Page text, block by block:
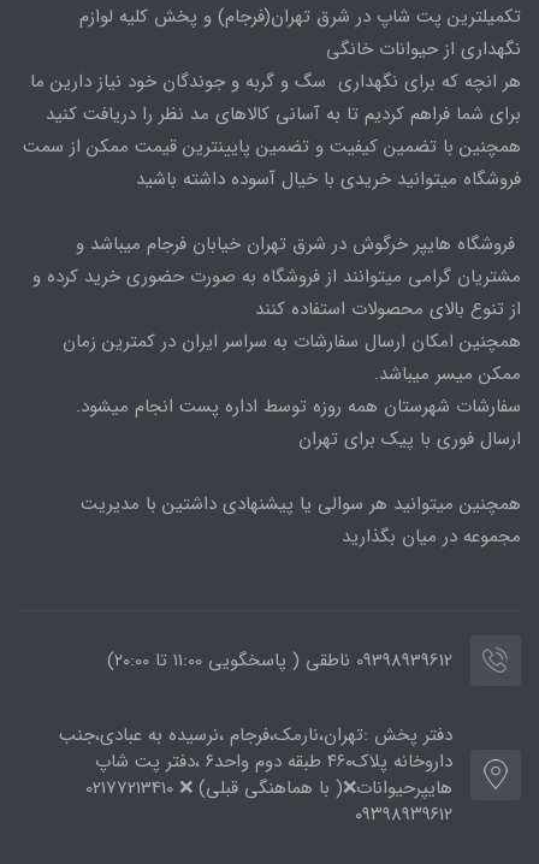
تکمیلترین پت شاپ در شرق تهران(فرجام) و پخش کلیه لوازم
نگهداری از حیوانات خانگی
هر انچه که برای نگهداری سگ و گربه و جوندگان خود نیاز دارین ما
برای شما فراهم کردیم تا به آسانی کالاهای مد نظر را دریافت کنید
همچنین با تضمین کیفیت و تضمین پایینترین قیمت ممکن از سمت
فروشگاه میتوانید خریدی با خیال آسوده داشته باشید
فروشگاه هایپر خرگوش در شرق تهران خیابان فرجام میباشد و
مشتریان گرامی میتوانند از فروشگاه به صورت حضوری خرید کرده و
از تنوع بالای محصولات استفاده کنند
همچنین امکان ارسال سفارشات به سراسر ایران در کمترین زمان
ممکن میسر میباشد.
سفارشات شهرستان همه روزه توسط اداره پست انجام میشود.
ارسال فوری با پیک برای تهران
همچنین میتوانید هر سوالی یا پیشنهادی داشتین با مدیریت
مجموعه در میان بگذارید
09398939612 ناطقی ( پاسخگویی 11:00 تا ۲۰:00)
دفتر پخش :تهران،نارمک،فرجام ،نرسیده به عبادی،جنب
داروخانه پلاک۴۶۰ طبقه دوم واحد۶ ،دفتر پت شاپ
هایپرحیوانات❌( با هماهنگی قبلی) ❌ 02177213410
۰۹۳۹۸۹۳۹۶۱۲